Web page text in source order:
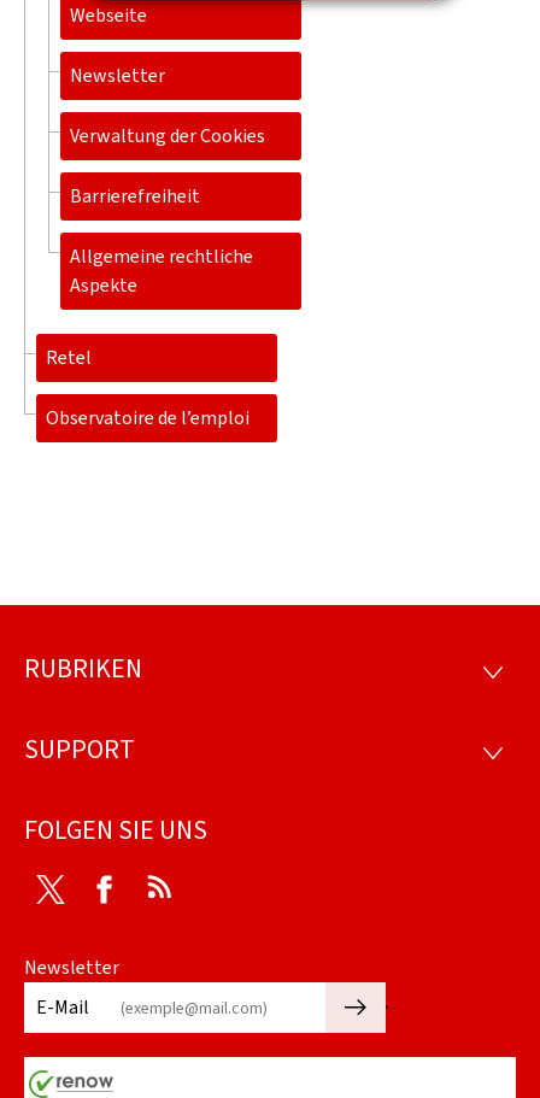
Webseite
Newsletter
Verwaltung der Cookies
Barrierefreiheit
Allgemeine rechtliche
Aspekte
Retel
Observatoire de l’emploi
Footer
RUBRIKEN
SUPPORT
FOLGEN SIE UNS
Twitter Facebook
Newsletter
E-Mail
🡒